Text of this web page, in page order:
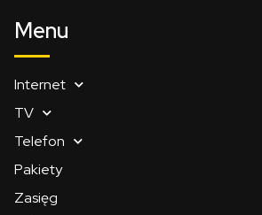
Menu
Internet
TV
Telefon
Pakiety
Zasięg